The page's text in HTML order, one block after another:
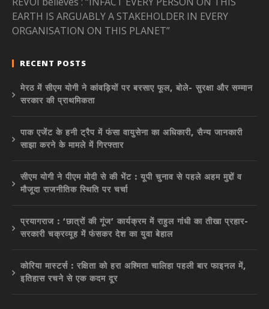
EARTH IS ARGUABLY A STAKEHOLDER IN EVERY
ORGANISATION ON THIS PLANET”
RECENT POSTS
मेरठ में सीएम योगी ने कांवड़ियों पर बरसाए फूल, बोले- सुरक्षा और सम्मान
सरकार की प्राथमिकता
पाक एजेंट के हनी ट्रैप में फंसा वायुसेना का अधिकारी, सैन्य जानकारी
साझा करने के मामले में गिरफ्तार
सीएम योगी ने पीएम मोदी से की भेंट : यूपी चुनाव से पहले अहम मुद्दों व
मौजूदा राजनीतिक स्थिति पर चर्चा
प्रयागराज : ‘छात्रों की गूंज’ कार्यक्रम में राहुल गांधी का तीखा प्रहार-
सरकारी चक्रव्यूह में फंसकर देश का युवा बेहाल
कोरिया मास्टर्स : रक्षिता को हरा अश्मिता चालिहा पहली बार फाइनल में,
इतिहास रचने से एक कदम दूर